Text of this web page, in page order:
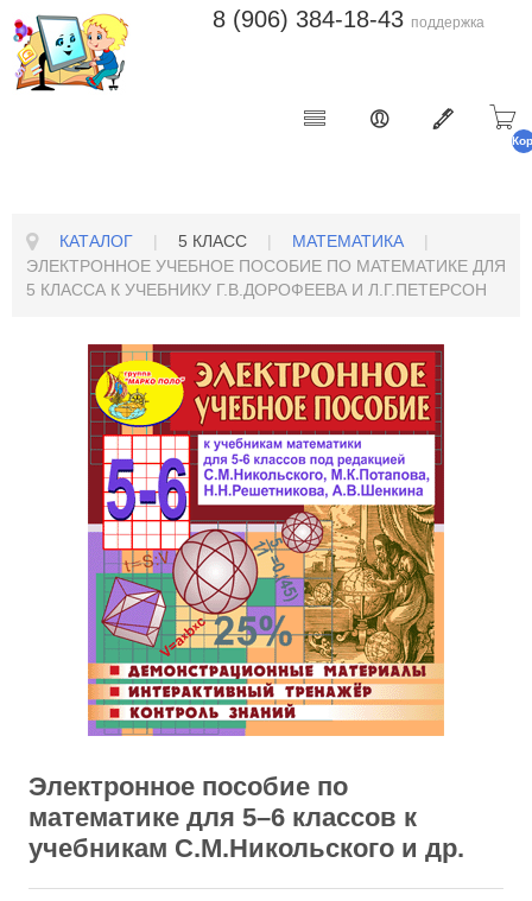
8 (906) 384-18-43 поддержка
КАТАЛОГ | 5 КЛАСС | МАТЕМАТИКА
|
ЭЛЕКТРОННОЕ УЧЕБНОЕ ПОСОБИЕ ПО МАТЕМАТИКЕ ДЛЯ
5 КЛАССА К УЧЕБНИКУ Г.В.ДОРОФЕЕВА И Л.Г.ПЕТЕРСОН
Электронное пособие по
математике для 5–6 классов к
учебникам С.М.Никольского и др.